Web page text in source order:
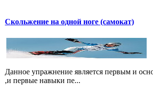
Скольжение на одной ноге (самокат)
Данное упражнение является первым и
,и первые навыки пе...